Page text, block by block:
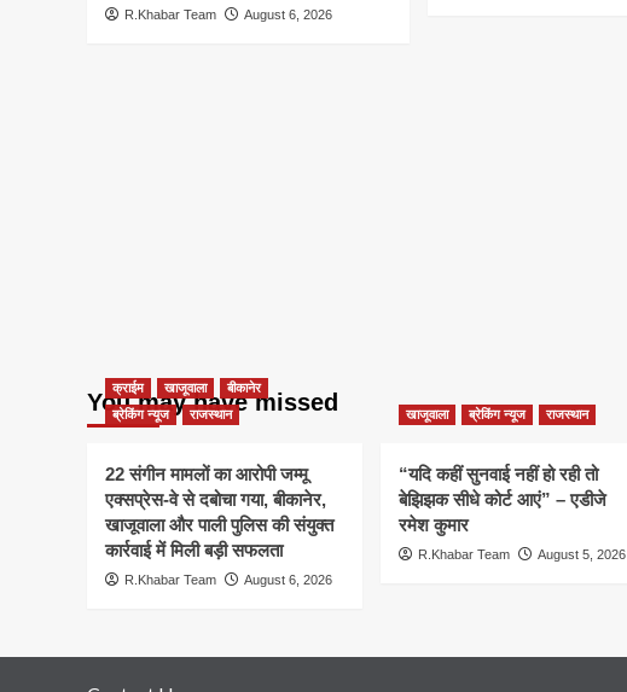
R.Khabar Team August 6, 2026
You may have missed
क्राईम खाजूवाला
बीकानेर
ब्रेकिंग न्यूज
राजस्थान
22 संगीन मामलों का आरोपी जम्मू
एक्सप्रेस-वे से दबोचा गया, बीकानेर,
खाजूवाला और पाली पुलिस की संयुक्त
कार्रवाई में मिली बड़ी सफलता
R.Khabar Team August 6, 2026
खाजूवाला ब्रेकिंग न्यूज राजस्थान
“यदि कहीं सुनवाई नहीं हो रही तो
बेझिझक सीधे कोर्ट आएं” – एडीजे
रमेश कुमार
R.Khabar Team August 5, 2026